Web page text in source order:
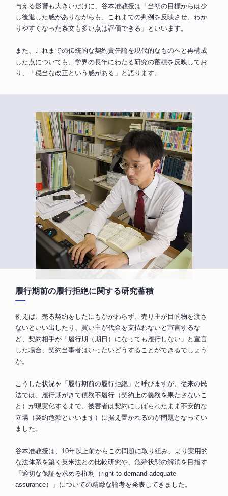
与える影響も大きいだけに、谷本准教授は「当初の目標からは少
し後退した感がありながらも、これまでの判例を反映させ、わか
りやすくなった条文も多い点は評価できる」といいます。
また、これまでの伝統的な契約責任論を現代的なものへと再構成
した点についても、学界の長年にわたる研究の蓄積を反映してお
り、「穏当な改正という感がある」と語ります。
履行期前の履行拒絶に関する研究蓄積
例えば、売る契約をしたにもかかわらず、売り主が目的物を渡さ
ないといい出したり、買い主が代金を支払わないと宣言するな
ど、契約相手が「履行期（期日）になっても履行しない」と宣言
した場合、契約当事者はいったいどうすることができるでしょう
か。
こうした状況を「履行期前の履行拒絶」と呼びますが、従来の民
法では、履行期がきて債務不履行（契約上の義務を果たさないこ
と）が現実化するまで、被害者は契約にしばられたまま不安的な
立場（契約危殆といいます）に据え置かれるのが問題となってい
ました。
谷本准教授は、10年以上前からこの問題に取り組み、より実用的
な法体系を築く英米法との比較研究や、危殆状態の解消を目指す
「適切な保証を求める権利（right to demand adequate
assurance）」についての精緻な論考を発表してきました。